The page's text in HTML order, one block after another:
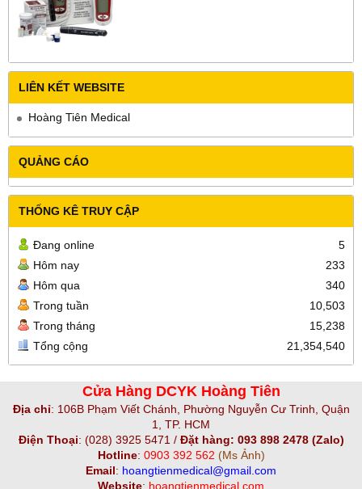
LIÊN KẾT WEBSITE
Hoàng Tiên Medical
QUẢNG CÁO
THỐNG KÊ TRUY CẬP
Đang online
5
Hôm nay
233
Hôm qua
340
Trong tuần
10,503
Trong tháng
15,238
Tổng cộng
21,354,540
Cửa Hàng DCYK Hoàng Tiên
Địa chỉ: 106B Phạm Viết Chánh, Phường Nguyễn Cư Trinh, Quận
1, TP. HCM
Điện Thoại: (028) 3925 5471 / Đặt hàng: 093 898 2478 (Zalo)
Hotline: 0903 392 562 (Ms Ảnh)
Email: hoangtienmedical@gmail.com
Website: hoangtienmedical.com